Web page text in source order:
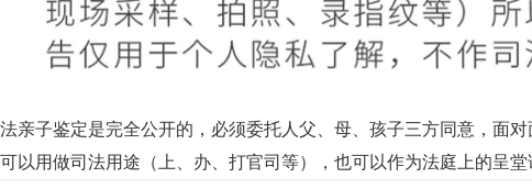
亲子鉴定是完全公开的，必须委托人父、母、孩子三方同意，面
以用做司法用途（上、办、打官司等），也可以作为法庭上的呈堂